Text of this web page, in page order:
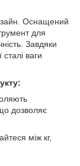
Оснащений
для
Завдяки
ваги
дозволяє
між кг,